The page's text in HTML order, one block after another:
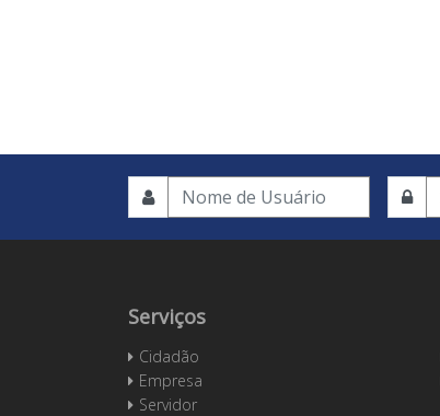
Serviços
Cidadão
Empresa
Servidor